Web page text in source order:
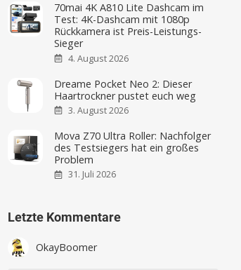
70mai 4K A810 Lite Dashcam im
Test: 4K-Dashcam mit 1080p
Rückkamera ist Preis-Leistungs-
Sieger
4. August 2026
Dreame Pocket Neo 2: Dieser
Haartrockner pustet euch weg
3. August 2026
Mova Z70 Ultra Roller: Nachfolger
des Testsiegers hat ein großes
Problem
31. Juli 2026
Letzte Kommentare
OkayBoomer